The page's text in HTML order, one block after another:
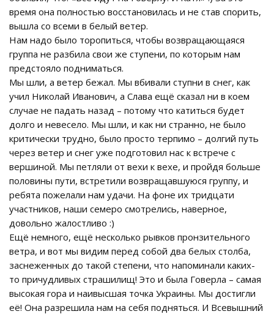
время она полностью восстановилась и не став спорить,
вышла со всеми в белый ветер.
Нам надо было торопиться, чтобы возвращающаяся
группа не разбила свои же ступени, по которым нам
предстояло подниматься.
Мы шли, а ветер бежал. Мы вбивали ступни в снег, как
учил Николай Иванович, а Слава ещё сказал ни в коем
случае не падать назад – потому что катиться будет
долго и невесело. Мы шли, и как ни странно, не было
критически трудно, было просто терпимо – долгий путь
через ветер и снег уже подготовил нас к встрече с
вершиной. Мы петляли от вехи к вехе, и пройдя больше
половины пути, встретили возвращавшуюся группу, и
ребята пожелали нам удачи. На фоне их тридцати
участников, наши семеро смотрелись, наверное,
довольно жалостливо :)
Ещё немного, ещё несколько рывков пронзительного
ветра, и вот мы видим перед собой два белых столба,
заснеженных до такой степени, что напоминали каких-
то причудливых страшилищ! Это и была Говерла – самая
высокая гора и наивысшая точка Украины. Мы достигли
её! Она разрешила нам на себя подняться. И Всевышний